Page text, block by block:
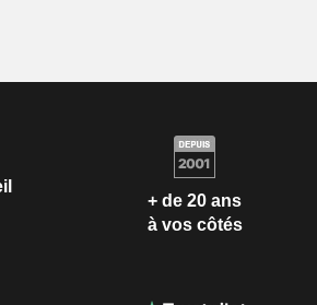
+ de 20 ans
à vos côtés